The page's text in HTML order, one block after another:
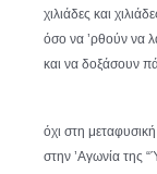
χιλιάδες και
όσο να ’ρθούν να
και να δοξάσουν
όχι στη
στην ’Αγωνία της